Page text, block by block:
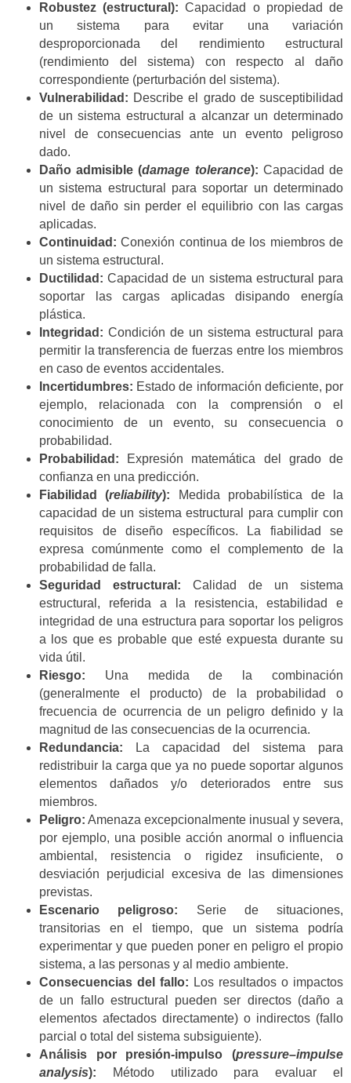
Robustez (estructural): Capacidad o propiedad de
un sistema para evitar una variación
desproporcionada del rendimiento estructural
(rendimiento del sistema) con respecto al daño
correspondiente (perturbación del sistema).
Vulnerabilidad: Describe el grado de susceptibilidad
de un sistema estructural a alcanzar un determinado
nivel de consecuencias ante un evento peligroso
dado.
Daño admisible (damage tolerance): Capacidad de
un sistema estructural para soportar un determinado
nivel de daño sin perder el equilibrio con las cargas
aplicadas.
Continuidad: Conexión continua de los miembros de
un sistema estructural.
Ductilidad: Capacidad de un sistema estructural para
soportar las cargas aplicadas disipando energía
plástica.
Integridad: Condición de un sistema estructural para
permitir la transferencia de fuerzas entre los miembros
en caso de eventos accidentales.
Incertidumbres: Estado de información deficiente, por
ejemplo, relacionada con la comprensión o el
conocimiento de un evento, su consecuencia o
probabilidad.
Probabilidad: Expresión matemática del grado de
confianza en una predicción.
Fiabilidad (reliability): Medida probabilística de la
capacidad de un sistema estructural para cumplir con
requisitos de diseño específicos. La fiabilidad se
expresa comúnmente como el complemento de la
probabilidad de falla.
Seguridad estructural: Calidad de un sistema
estructural, referida a la resistencia, estabilidad e
integridad de una estructura para soportar los peligros
a los que es probable que esté expuesta durante su
vida útil.
Riesgo: Una medida de la combinación
(generalmente el producto) de la probabilidad o
frecuencia de ocurrencia de un peligro definido y la
magnitud de las consecuencias de la ocurrencia.
Redundancia: La capacidad del sistema para
redistribuir la carga que ya no puede soportar algunos
elementos dañados y/o deteriorados entre sus
miembros.
Peligro: Amenaza excepcionalmente inusual y severa,
por ejemplo, una posible acción anormal o influencia
ambiental, resistencia o rigidez insuficiente, o
desviación perjudicial excesiva de las dimensiones
previstas.
Escenario peligroso: Serie de situaciones,
transitorias en el tiempo, que un sistema podría
experimentar y que pueden poner en peligro el propio
sistema, a las personas y al medio ambiente.
Consecuencias del fallo: Los resultados o impactos
de un fallo estructural pueden ser directos (daño a
elementos afectados directamente) o indirectos (fallo
parcial o total del sistema subsiguiente).
Análisis por presión-impulso (pressure–impulse
analysis): Método utilizado para evaluar el